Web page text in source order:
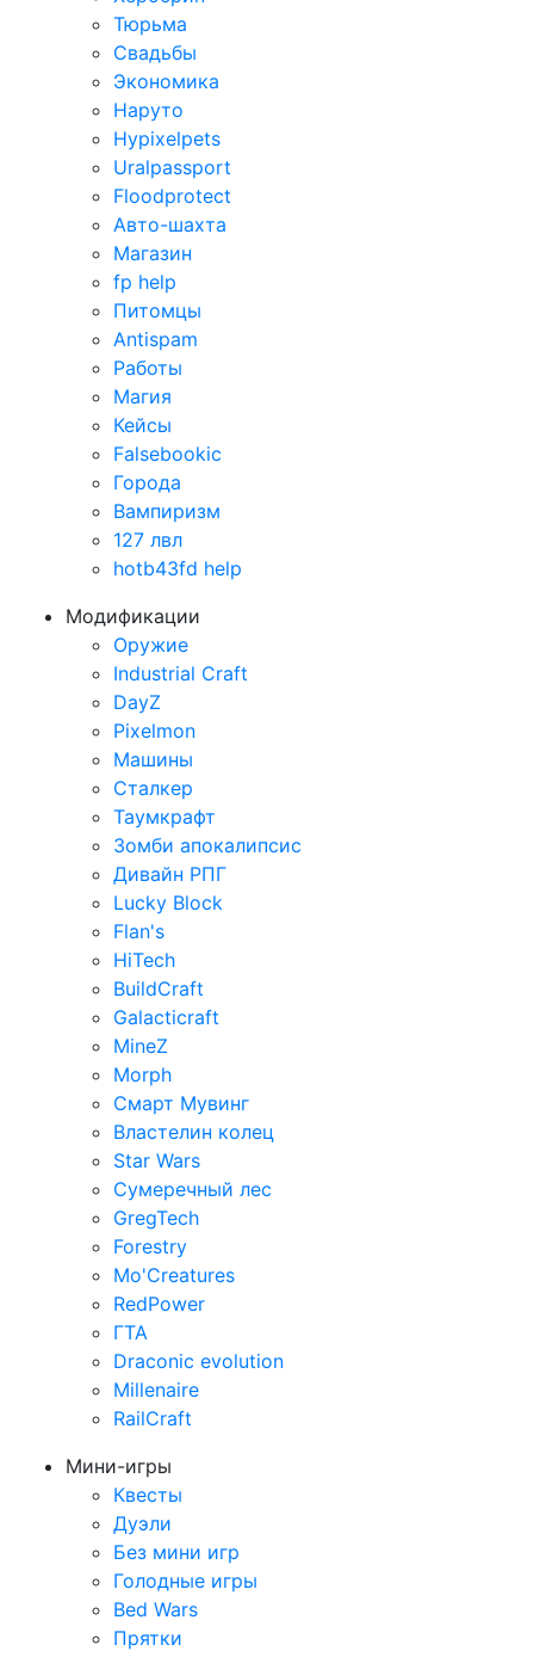
Тюрьма
Свадьбы
Экономика
Наруто
Hypixelpets
Uralpassport
Floodprotect
Авто-шахта
Магазин
fp help
Питомцы
Antispam
Работы
Магия
Кейсы
Falsebookic
Города
Вампиризм
127 лвл
hotb43fd help
Модификации
Оружие
Industrial Craft
DayZ
Pixelmon
Машины
Сталкер
Таумкрафт
Зомби апокалипсис
Дивайн РПГ
Lucky Block
Flan's
HiTech
BuildCraft
Galacticraft
MineZ
Morph
Смарт Мувинг
Властелин колец
Star Wars
Сумеречный лес
GregTech
Forestry
Mo'Creatures
RedPower
ГТА
Draconic evolution
Millenaire
RailCraft
Мини-игры
Квесты
Дуэли
Без мини игр
Голодные игры
Bed Wars
Прятки